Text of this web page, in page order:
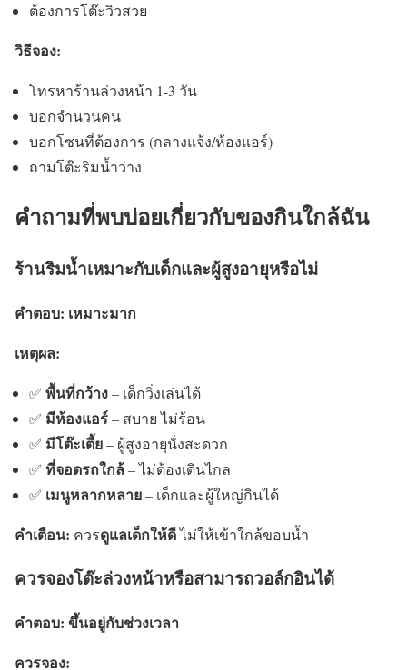
ต้องการโต๊ะวิวสวย
วิธีจอง:
โทรหาร้านล่วงหน้า 1-3 วัน
บอกจำนวนคน
บอกโซนที่ต้องการ (กลางแจ้ง/ห้องแอร์)
ถามโต๊ะริมน้ำว่าง
คำถามที่พบบ่อยเกี่ยวกับของกินใกล้ฉัน
ร้านริมน้ำเหมาะกับเด็กและผู้สูงอายุหรือไม่
คำตอบ: เหมาะมาก
เหตุผล:
✅ พื้นที่กว้าง– เด็กวิ่งเล่นได้
✅ มีห้องแอร์– สบาย ไม่ร้อน
✅ มีโต๊ะเตี้ย– ผู้สูงอายุนั่งสะดวก
✅ ที่จอดรถใกล้– ไม่ต้องเดินไกล
✅ เมนูหลากหลาย– เด็กและผู้ใหญ่กินได้
คำเตือน: ควรดูแลเด็กให้ดีไม่ให้เข้าใกล้ขอบน้ำ
ควรจองโต๊ะล่วงหน้าหรือสามารถวอล์กอินได้
คำตอบ: ขึ้นอยู่กับช่วงเวลา
ควรจอง: